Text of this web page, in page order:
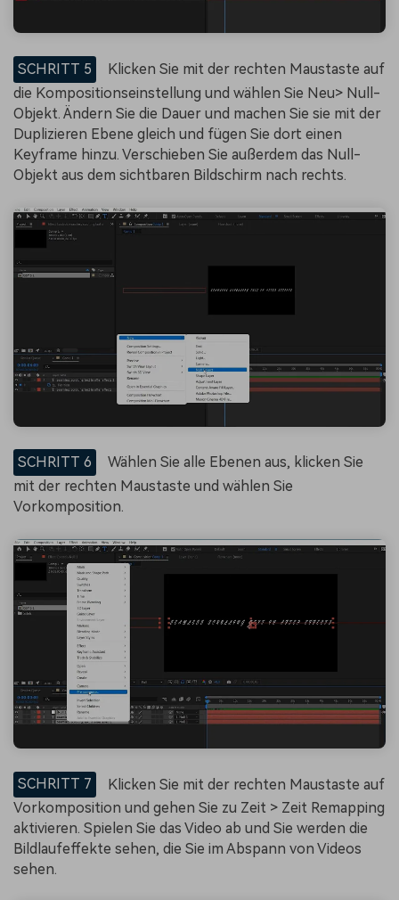
SCHRITT 5
Klicken Sie mit der rechten Maustaste auf
die Kompositionseinstellung und wählen Sie Neu> Null-
Objekt. Ändern Sie die Dauer und machen Sie sie mit der
Duplizieren Ebene gleich und fügen Sie dort einen
Keyframe hinzu. Verschieben Sie außerdem das Null-
Objekt aus dem sichtbaren Bildschirm nach rechts.
SCHRITT 6
Wählen Sie alle Ebenen aus, klicken Sie
mit der rechten Maustaste und wählen Sie
Vorkomposition.
SCHRITT 7
Klicken Sie mit der rechten Maustaste auf
Vorkomposition und gehen Sie zu Zeit > Zeit Remapping
aktivieren. Spielen Sie das Video ab und Sie werden die
Bildlaufeffekte sehen, die Sie im Abspann von Videos
sehen.